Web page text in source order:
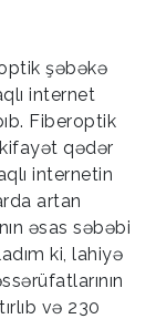
şəbəkə
internet
Fiberoptik
qədər
internetin
artan
əsas səbəbi
ki, lahiyə
və 230